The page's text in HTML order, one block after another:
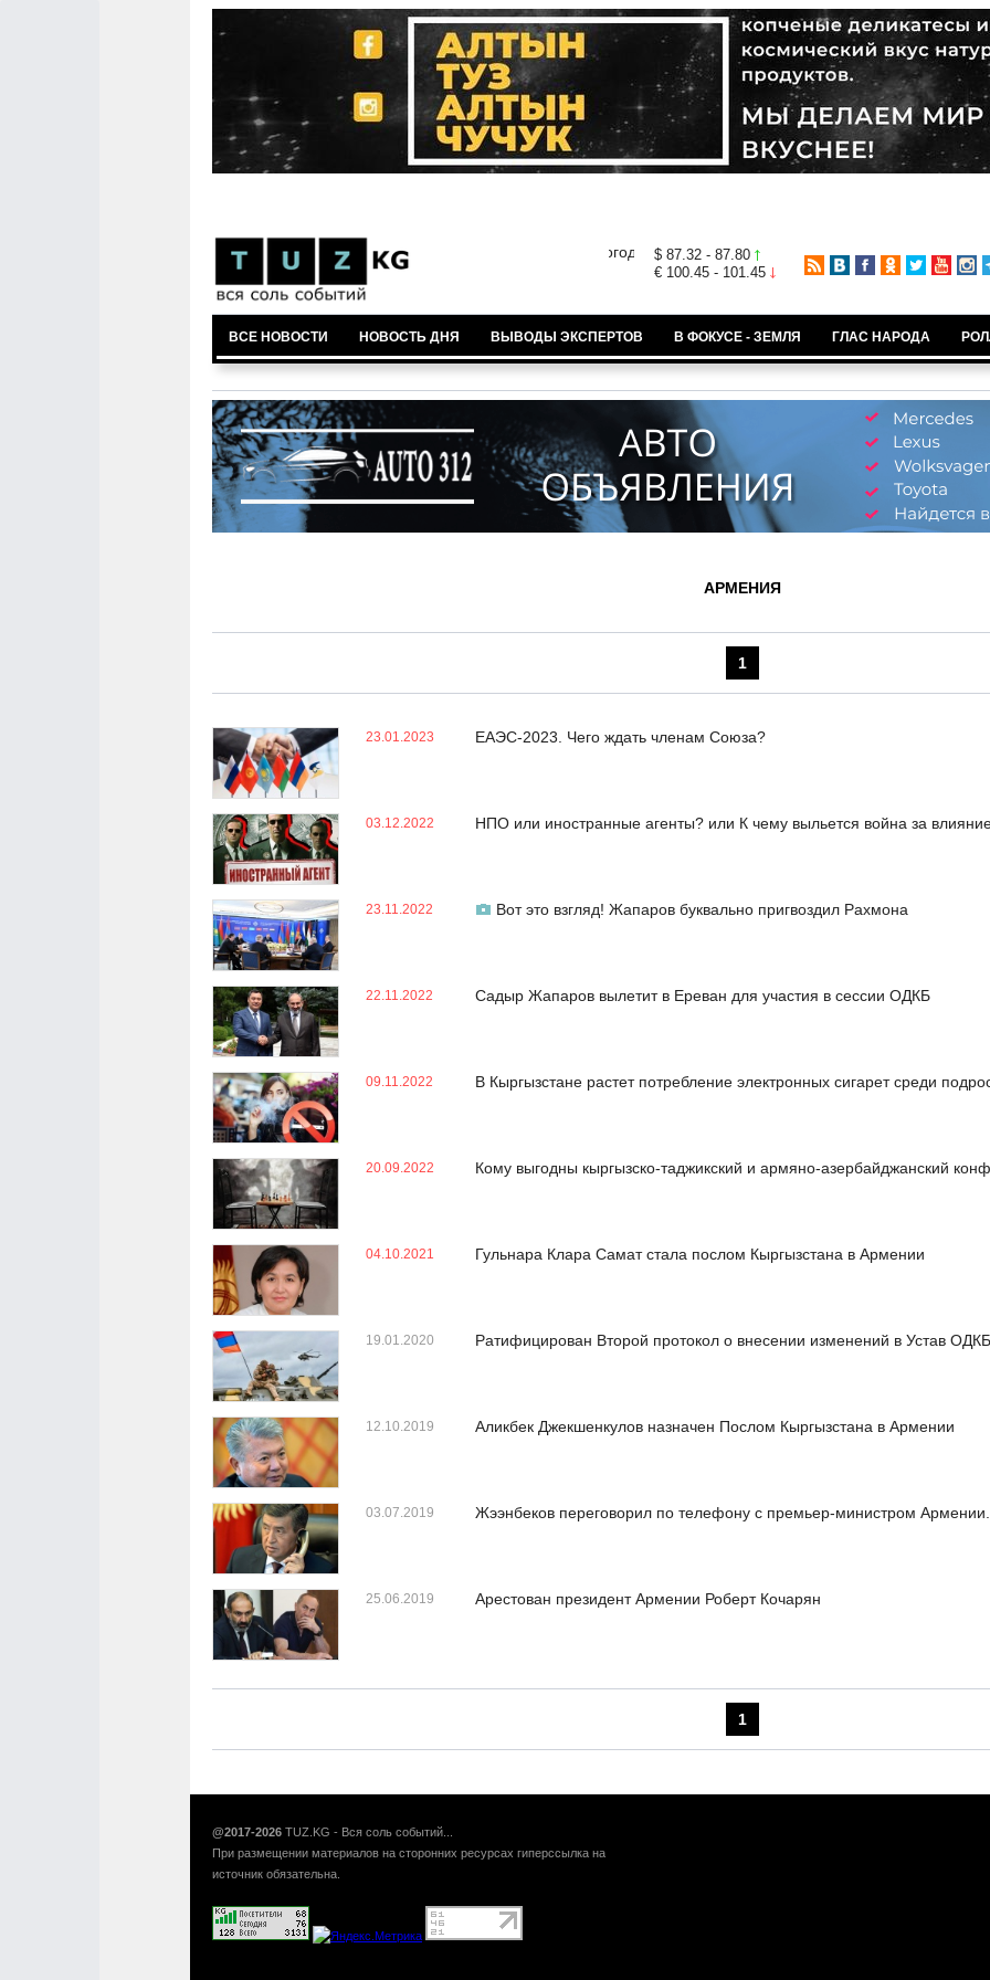
$ 87.32 - 87.80
€ 100.45 - 101.45
ВСЕ НОВОСТИ НОВОСТЬ ДНЯ ВЫВОДЫ ЭКСПЕРТОВ В ФОКУСЕ - ЗЕМЛЯ ГЛАС НАРОДА
АРМЕНИЯ
1
23.01.2023 ЕАЭС-2023. Чего ждать членам Союза?
03.12.2022 НПО или иностранные агенты? или К чему выльется война за
23.11.2022 Вот это взгляд! Жапаров буквально пригвоздил Рахмона
22.11.2022 Садыр Жапаров вылетит в Ереван для участия в сессии ОДКБ
09.11.2022 В Кыргызстане растет потребление электронных сигарет среди
20.09.2022 Кому выгодны кыргызско-таджикский и армяно-азербайджанский
04.10.2021 Гульнара Клара Самат стала послом Кыргызстана в Армении
19.01.2020 Ратифицирован Второй протокол о внесении изменений в Устав ОДКБ
12.10.2019 Аликбек Джекшенкулов назначен Послом Кыргызстана в Армении
03.07.2019 Жээнбеков переговорил по телефону с премьер-министром
25.06.2019 Арестован президент Армении Роберт Кочарян
1
@2017-2026 TUZ.KG - Вся соль событий...
При размещении материалов на сторонних ресурсах гиперссылка на
источник обязательна.